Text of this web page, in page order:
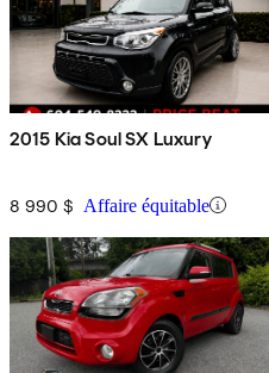
2015 Kia Soul SX Luxury
8 990 $ Affaire équitable